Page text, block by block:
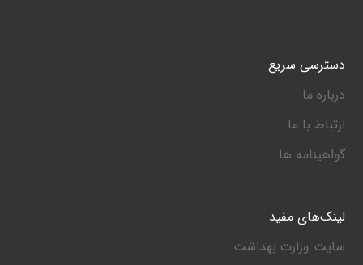
دسترسی سریع
درباره ما
ارتباط با ما
گواهینامه ها
لینک‌های مفید
سایت وزارت بهداشت